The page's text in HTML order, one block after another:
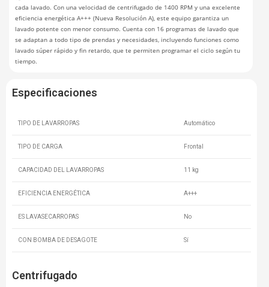
cada lavado. Con una velocidad de centrifugado de 1400 RPM y una excelente
eficiencia energética A+++ (Nueva Resolución A), este equipo garantiza un
lavado potente con menor consumo. Cuenta con 16 programas de lavado que
se adaptan a todo tipo de prendas y necesidades, incluyendo funciones como
lavado súper rápido y fin retardo, que te permiten programar el ciclo según tu
tiempo.
Especificaciones
TIPO DE LAVARROPAS Automático
TIPO DE CARGA Frontal
CAPACIDAD DEL LAVARROPAS 11 kg
EFICIENCIA ENERGÉTICA A+++
ES LAVASECARROPAS No
CON BOMBA DE DESAGOTE Sí
Centrifugado